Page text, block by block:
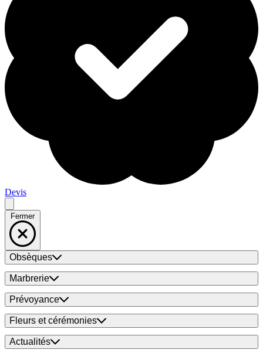
Devis
Fermer
Obsèques
Marbrerie
Prévoyance
Fleurs et cérémonies
Actualités